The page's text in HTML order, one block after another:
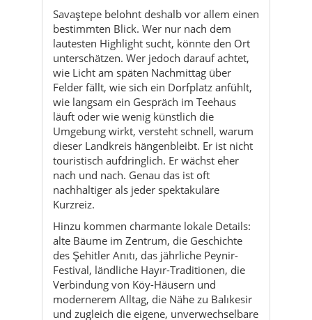
Savaştepe belohnt deshalb vor allem einen
bestimmten Blick. Wer nur nach dem
lautesten Highlight sucht, könnte den Ort
unterschätzen. Wer jedoch darauf achtet,
wie Licht am späten Nachmittag über
Felder fällt, wie sich ein Dorfplatz anfühlt,
wie langsam ein Gespräch im Teehaus
läuft oder wie wenig künstlich die
Umgebung wirkt, versteht schnell, warum
dieser Landkreis hängenbleibt. Er ist nicht
touristisch aufdringlich. Er wächst eher
nach und nach. Genau das ist oft
nachhaltiger als jeder spektakuläre
Kurzreiz.
Hinzu kommen charmante lokale Details:
alte Bäume im Zentrum, die Geschichte
des Şehitler Anıtı, das jährliche Peynir-
Festival, ländliche Hayır-Traditionen, die
Verbindung von Köy-Häusern und
modernerem Alltag, die Nähe zu Balıkesir
und zugleich die eigene, unverwechselbare